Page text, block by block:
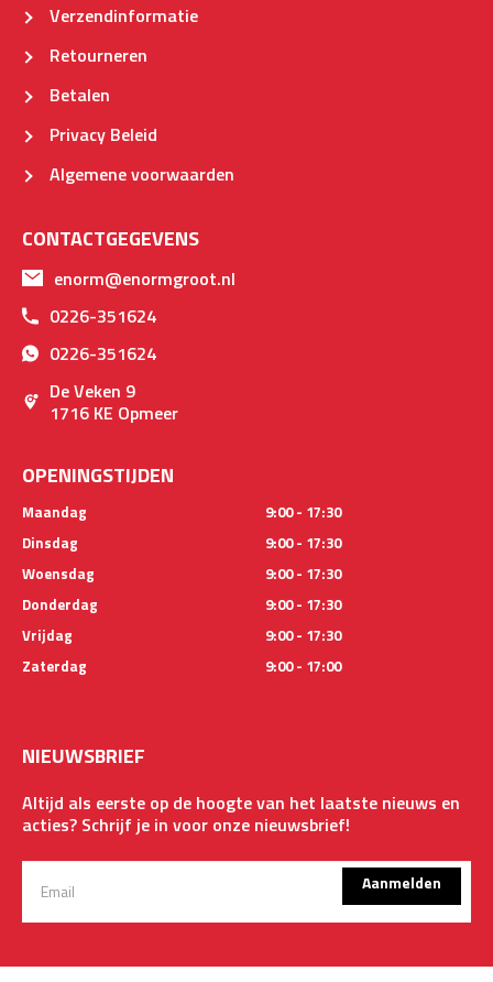
Verzendinformatie
Retourneren
Betalen
Privacy Beleid
Algemene voorwaarden
CONTACTGEGEVENS
enorm@enormgroot.nl
0226-351624
0226-351624
De Veken 9
1716 KE Opmeer
OPENINGSTIJDEN
Maandag
9:00 - 17:30
Dinsdag
9:00 - 17:30
Woensdag
9:00 - 17:30
Donderdag
9:00 - 17:30
Vrijdag
9:00 - 17:30
Zaterdag
9:00 - 17:00
NIEUWSBRIEF
Altijd als eerste op de hoogte van het laatste nieuws en
acties? Schrijf je in voor onze nieuwsbrief!
Aanmelden